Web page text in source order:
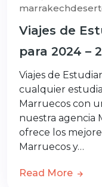
Viajes de
para 2024 –
Viajes de
cualquier
Marruecos con
nuestra agencia
ofrece los
Marruecos y…
Read More